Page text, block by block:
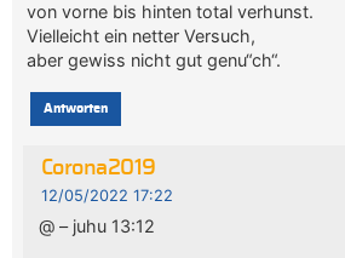
von vorne bis hinten total verhunst.
Vielleicht ein netter Versuch,
aber gewiss nicht gut genu“ch“.
Antworten
Corona2019
12/05/2022 17:22
@ – juhu 13:12